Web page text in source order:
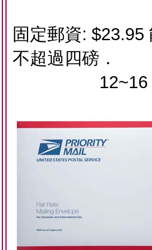
固定郵資:
不超過四磅．
12~16 天左